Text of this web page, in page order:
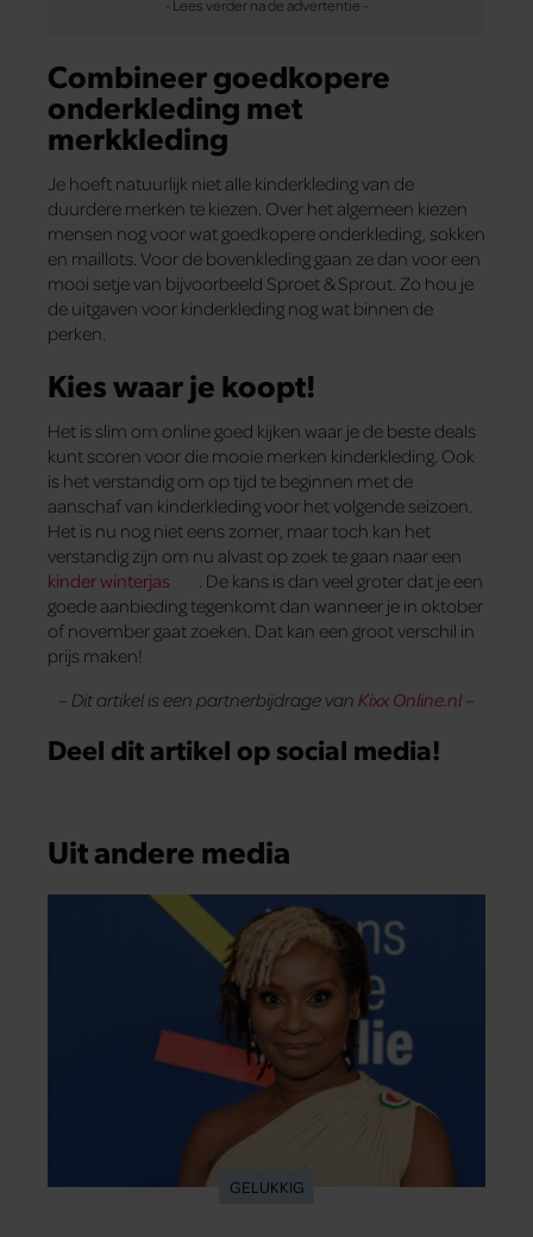
Combineer goedkopere
onderkleding met
merkkleding
Je hoeft natuurlijk niet alle kinderkleding van de
duurdere merken te kiezen. Over het algemeen kiezen
mensen nog voor wat goedkopere onderkleding, sokken
en maillots. Voor de bovenkleding gaan ze dan voor een
mooi setje van bijvoorbeeld Sproet & Sprout. Zo hou je
de uitgaven voor kinderkleding nog wat binnen de
perken.
Kies waar je koopt!
Het is slim om online goed kijken waar je de beste deals
kunt scoren voor die mooie merken kinderkleding. Ook
is het verstandig om op tijd te beginnen met de
aanschaf van kinderkleding voor het volgende seizoen.
Het is nu nog niet eens zomer, maar toch kan het
verstandig zijn om nu alvast op zoek te gaan naar een
kinder winterjas
. De kans is dan veel groter dat je een
goede aanbieding tegenkomt dan wanneer je in oktober
of november gaat zoeken. Dat kan een groot verschil in
prijs maken!
– Dit artikel is een partnerbijdrage van Kixx Online.nl–
Deel dit artikel op social media!
Uit andere media
GELUKKIG